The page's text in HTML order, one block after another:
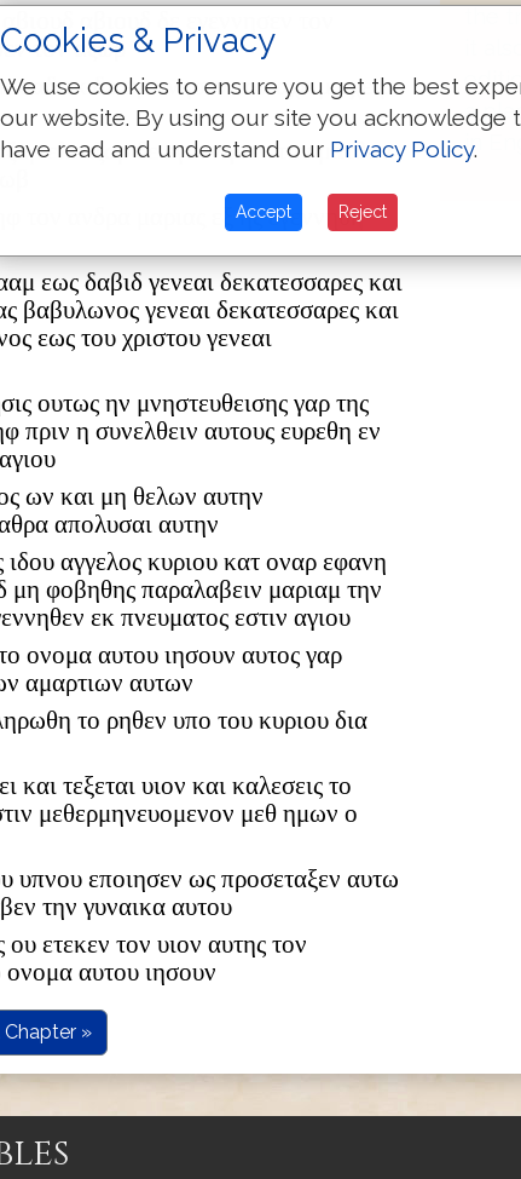
αβιουδ δε εγεννησεν τον
τον αζωρ
δε εγεννησεν τον αχειμ αχειμ
ελεαζαρ δε εγεννησεν τον ματθαν
τον ανδρα μαριας εξ ης εγεννηθη
εως δαβιδ γενεαι δεκατεσσαρες και
βαβυλωνος γενεαι δεκατεσσαρες και
εως του χριστου γενεαι
ουτως ην μνηστευθεισης γαρ της
πριν η συνελθειν αυτους ευρεθη εν
ων και μη θελων αυτην
απολυσαι αυτην
αγγελος κυριου κατ οναρ εφανη
μη φοβηθης παραλαβειν μαριαμ την
εκ πνευματος εστιν αγιου
ονομα αυτου ιησουν αυτος γαρ
αμαρτιων αυτων
το ρηθεν υπο του κυριου δια
και τεξεται υιον και καλεσεις το
μεθερμηνευομενον μεθ ημων ο
υπνου εποιησεν ως προσεταξεν αυτω
την γυναικα αυτου
ετεκεν τον υιον αυτης τον
αυτου ιησουν
Chapter »
the
it
a
in
Cookies & Privacy
We use cookies to ensure you get the best
our website. By using our site you acknowledge
have read and understand our Privacy Policy.
Accept Reject